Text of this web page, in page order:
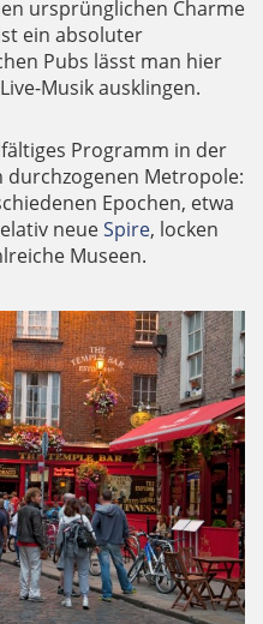
ursprünglichen Charme
ein absoluter
Pubs lässt man hier
Musik ausklingen.
Programm in der
durchzogenen Metropole:
Epochen, etwa
neueSpire, locken
Museen.